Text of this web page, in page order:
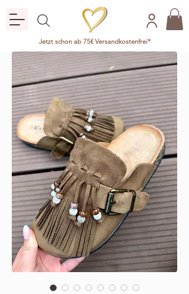
Jetzt schon ab 75€ Versandkostenfrei*